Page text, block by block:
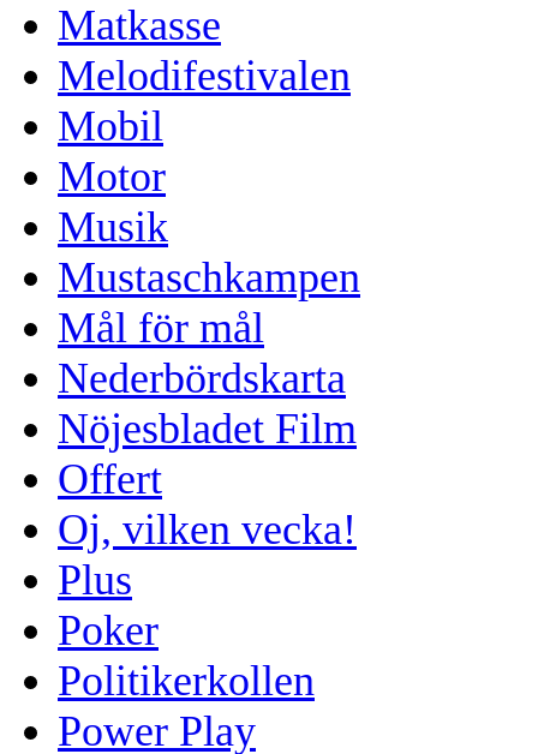
Matkasse
Melodifestivalen
Mobil
Motor
Musik
Mustaschkampen
Mål för mål
Nederbördskarta
Nöjesbladet Film
Offert
Oj, vilken vecka!
Plus
Poker
Politikerkollen
Power Play